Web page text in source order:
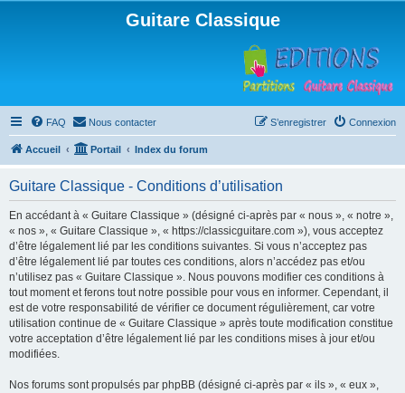
Guitare Classique
FAQ Nous contacter Connexion
S’enregistrer
Accueil Portail Index du forum
Guitare Classique - Conditions d’utilisation
En accédant à « Guitare Classique » (désigné ci-après par « nous », « notre »,
« nos », « Guitare Classique », « https://classicguitare.com »), vous acceptez
d’être légalement lié par les conditions suivantes. Si vous n’acceptez pas
d’être légalement lié par toutes ces conditions, alors n’accédez pas et/ou
n’utilisez pas « Guitare Classique ». Nous pouvons modifier ces conditions à
tout moment et ferons tout notre possible pour vous en informer. Cependant, il
est de votre responsabilité de vérifier ce document régulièrement, car votre
utilisation continue de « Guitare Classique » après toute modification constitue
votre acceptation d’être légalement lié par les conditions mises à jour et/ou
modifiées.
Nos forums sont propulsés par phpBB (désigné ci-après par « ils », « eux »,